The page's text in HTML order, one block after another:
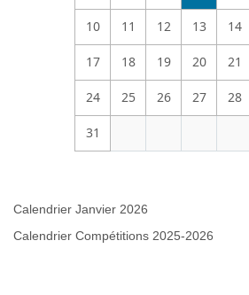
10 11 12 13 14
17 18 19 20 21
24 25 26 27 28
31
Calendrier Janvier 2026
Calendrier Compétitions 2025-2026